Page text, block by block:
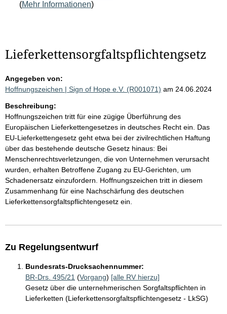
(Mehr Informationen)
Lieferkettensorgfaltspflichtengsetz
Angegeben von:
Hoffnungszeichen | Sign of Hope e.V. (R001071) am 24.06.2024
Beschreibung:
Hoffnungszeichen tritt für eine zügige Überführung des
Europäischen Lieferkettengesetzes in deutsches Recht ein. Das
EU-Lieferkettengesetz geht etwa bei der zivilrechtlichen Haftung
über das bestehende deutsche Gesetz hinaus: Bei
Menschenrechtsverletzungen, die von Unternehmen verursacht
wurden, erhalten Betroffene Zugang zu EU-Gerichten, um
Schadenersatz einzufordern. Hoffnungszeichen tritt in diesem
Zusammenhang für eine Nachschärfung des deutschen
Lieferkettensorgfaltspflichtengesetz ein.
Zu Regelungsentwurf
Bundesrats-Drucksachennummer:
BR-Drs. 495/21 (Vorgang) [alle RV hierzu]
Gesetz über die unternehmerischen Sorgfaltspflichten in
Lieferketten (Lieferkettensorgfaltspflichtengesetz - LkSG)